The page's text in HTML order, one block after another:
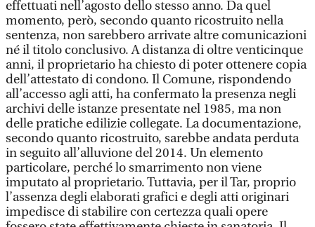
effettuati nell’agosto dello stesso anno. Da quel
momento, però, secondo quanto ricostruito nella
sentenza, non sarebbero arrivate altre comunicazioni
né il titolo conclusivo. A distanza di oltre venticinque
anni, il proprietario ha chiesto di poter ottenere copia
dell’attestato di condono. Il Comune, rispondendo
all’accesso agli atti, ha confermato la presenza negli
archivi delle istanze presentate nel 1985, ma non
delle pratiche edilizie collegate. La documentazione,
secondo quanto ricostruito, sarebbe andata perduta
in seguito all’alluvione del 2014. Un elemento
particolare, perché lo smarrimento non viene
imputato al proprietario. Tuttavia, per il Tar, proprio
l’assenza degli elaborati grafici e degli atti originari
impedisce di stabilire con certezza quali opere